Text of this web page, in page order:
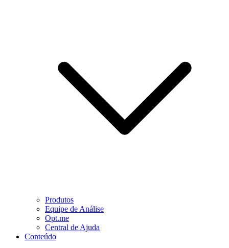
Produtos
Equipe de Análise
Opt.me
Central de Ajuda
Conteúdo